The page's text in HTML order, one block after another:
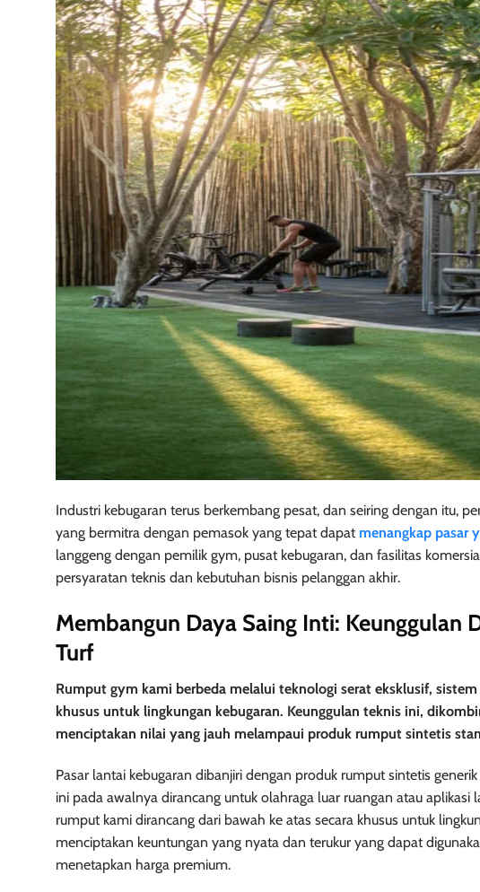
Industri kebugaran terus berkembang pesat, dan seiring dengan itu,
yang bermitra dengan pemasok yang tepat dapat menangkap pasar
langgeng dengan pemilik gym, pusat kebugaran, dan fasilitas
persyaratan teknis dan kebutuhan bisnis pelanggan akhir.
Membangun Daya Saing Inti: Keunggulan
Turf
Rumput gym kami berbeda melalui teknologi serat eksklusif,
khusus untuk lingkungan kebugaran. Keunggulan teknis ini,
menciptakan nilai yang jauh melampaui produk rumput sintetis
Pasar lantai kebugaran dibanjiri dengan produk rumput sintetis
ini pada awalnya dirancang untuk olahraga luar ruangan atau
rumput kami dirancang dari bawah ke atas secara khusus untuk
menciptakan keuntungan yang nyata dan terukur yang dapat
menetapkan harga premium.